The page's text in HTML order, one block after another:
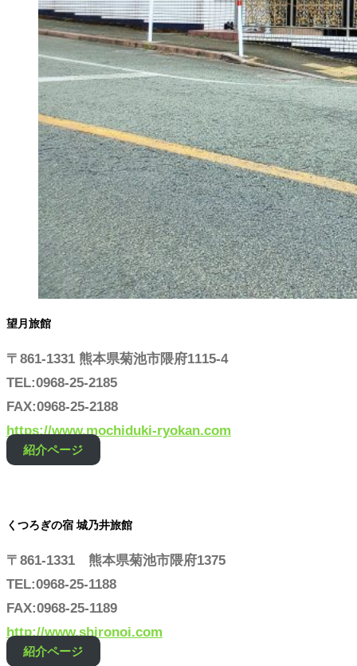
望月旅館
〒861-1331 熊本県菊池市隈府1115-4
TEL:0968-25-2185
FAX:0968-25-2188
https://www.mochiduki-ryokan.com
紹介ページ
くつろぎの宿 城乃井旅館
〒861-1331 熊本県菊池市隈府1375
TEL:0968-25-1188
FAX:0968-25-1189
http://www.shironoi.com
紹介ページ